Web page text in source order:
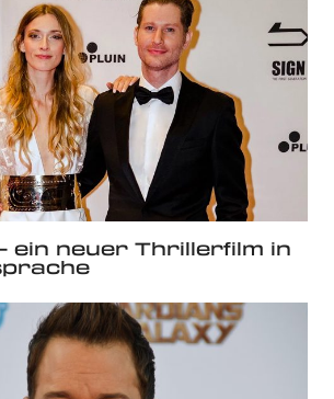
ein neuer Thrillerfilm in